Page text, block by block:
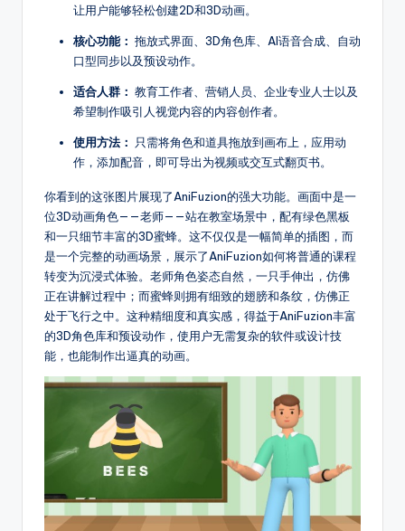
&
D
ig
it
In
让用户能够轻松创建2D和3D动画。
核心功能： 拖放式界面、3D角色库、AI语音合成、自动
口型同步以及预设动作。
适合人群： 教育工作者、营销人员、企业专业人士以及
希望制作吸引人视觉内容的内容创作者。
使用方法：
只需将角色和道具拖放到画布上，应用动
作，添加配音，即可导出为视频或交互式翻页书。
你看到的这张图片展现了AniFuzion的强大功能。画面中是一
位3D动画角色——老师——站在教室场景中，配有绿色黑板
和一只细节丰富的3D蜜蜂。这不仅仅是一幅简单的插图，而
是一个完整的动画场景，展示了AniFuzion如何将普通的课程
转变为沉浸式体验。老师角色姿态自然，一只手伸出，仿佛
正在讲解过程中；而蜜蜂则拥有细致的翅膀和条纹，仿佛正
处于飞行之中。这种精细度和真实感，得益于AniFuzion丰富
的3D角色库和预设动作，使用户无需复杂的软件或设计技
能，也能制作出逼真的动画。